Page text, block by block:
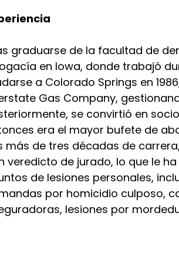
graduarse de la facultad de
en Iowa, donde trabajó
a Colorado Springs en
Gas Company,
se convirtió en
era el mayor bufete de
más de tres décadas de
veredicto de jurado, lo que le
de lesiones personales,
por homicidio culposo,
lesiones por